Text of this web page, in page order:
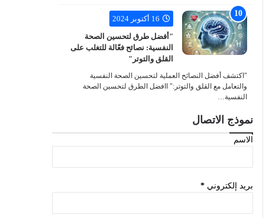
16 أكتوبر 2024
"أفضل طرق لتحسين الصحة
النفسية: نصائح فعّالة للتغلب على
القلق والتوتر"
"اكتشف أفضل النصائح العملية لتحسين الصحة النفسية
والتعامل مع القلق والتوتر:" اافضل الطرق لتحسين الصحة
النفسية…
نموذج الاتصال
الاسم
بريد إلكتروني *